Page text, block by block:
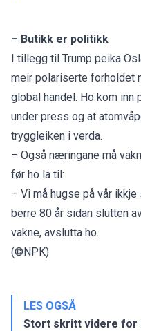
– Butikk er politikk
I tillegg til Trump peika
meir polariserte forholdet
global handel. Ho kom
under press og at
tryggleiken i verda.
– Også næringane må
før ho la til:
– Vi må hugse på vår
berre 80 år sidan slutten
vakne, avslutta ho.
(©NPK)
LES OGSÅ
Stort skritt videre for